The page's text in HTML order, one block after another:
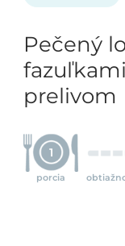
Pečený
prelivom
1
porcia